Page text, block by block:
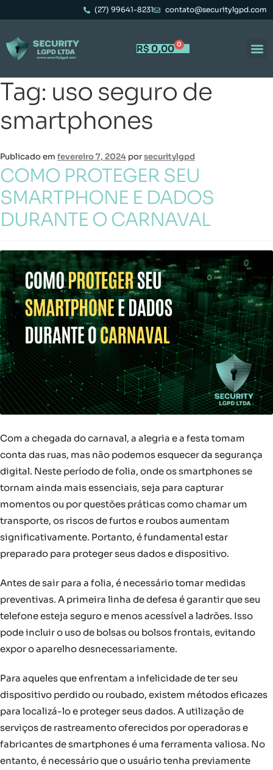
(27) 99641-8231 contato@securitylgpd.com
R$ 0,00 0
Tag: uso seguro de
smartphones
Publicado em fevereiro 7, 2024 porsecuritylgpd
COMO PROTEGER SEU
SMARTPHONE E DADOS
DURANTE O CARNAVAL
Com a chegada do carnaval, a alegria e a festa tomam
conta das ruas, mas não podemos esquecer da segurança
digital. Neste período de folia, onde os smartphones se
tornam ainda mais essenciais, seja para capturar
momentos ou por questões práticas como chamar um
transporte, os riscos de furtos e roubos aumentam
significativamente. Portanto, é fundamental estar
preparado para proteger seus dados e dispositivo.
Antes de sair para a folia, é necessário tomar medidas
preventivas. A primeira linha de defesa é garantir que seu
telefone esteja seguro e menos acessível a ladrões. Isso
pode incluir o uso de bolsas ou bolsos frontais, evitando
expor o aparelho desnecessariamente.
Para aqueles que enfrentam a infelicidade de ter seu
dispositivo perdido ou roubado, existem métodos eficazes
para localizá-lo e proteger seus dados. A utilização de
serviços de rastreamento oferecidos por operadoras e
fabricantes de smartphones é uma ferramenta valiosa. No
entanto, é necessário que o usuário tenha previamente